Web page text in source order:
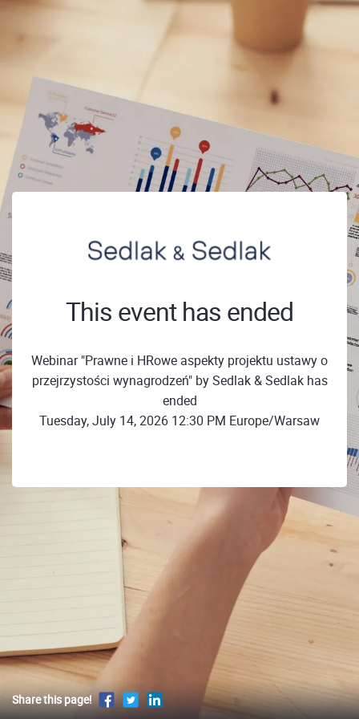
This event has ended
Webinar "Prawne i HRowe aspekty projektu ustawy o
przejrzystości wynagrodzeń" by Sedlak & Sedlak has
ended
Tuesday, July 14, 2026 12:30 PM Europe/Warsaw
Share this page!